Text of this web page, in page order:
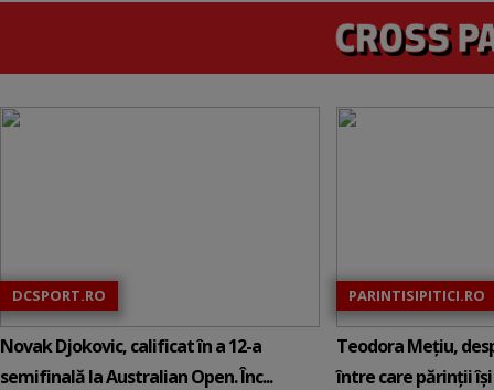
DCSPORT.RO
Novak Djokovic, calificat în a 12-a
semifinală la Australian Open. Înc...
PARINTISIPITICI.RO
Teodora Mețiu,
între care părinții își